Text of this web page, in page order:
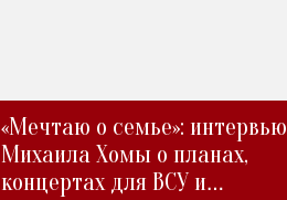
«Мечтаю о семье»: интервью
Михаила Хомы о планах,
концертах для ВСУ и